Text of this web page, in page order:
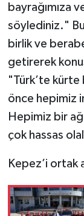
bayrağımıza
söylediniz."
birlik ve
getirerek
"Türk’te
önce hepimiz
Hepimiz bir
çok hassas
Kepez’i ortak